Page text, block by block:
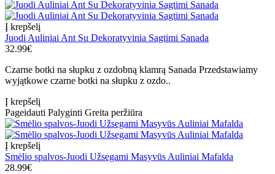
Į krepšelį
Juodi Auliniai Ant Su Dekoratyvinia Sagtimi Sanada
32.99€
Czarne botki na słupku z ozdobną klamrą Sanada Przedstawiamy
wyjątkowe czarne botki na słupku z ozdo..
Į krepšelį
Pageidauti Palyginti Greita peržiūra
Į krepšelį
Smėlio spalvos-Juodi Užsegami Masyvūs Auliniai Mafalda
28.99€